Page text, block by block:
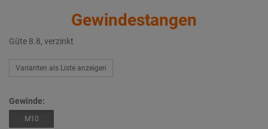
Gewindestangen
Güte 8.8, verzinkt
Varianten als Liste anzeigen
Gewinde:
M10